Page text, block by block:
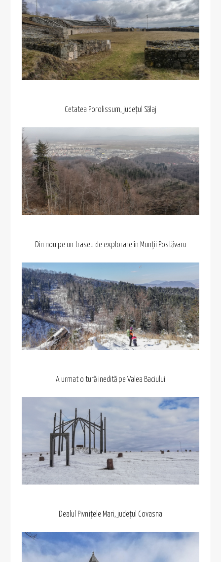
Cetatea Porolissum, județul Sălaj
Din nou pe un traseu de explorare în Munții Postăvaru
A urmat o tură inedită pe Valea Baciului
Dealul Pivnițele Mari, județul Covasna